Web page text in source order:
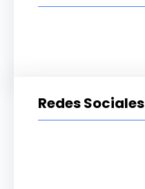
Redes Sociales